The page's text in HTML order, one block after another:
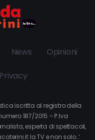
News Opinioni
Privacy
iscritta al registro della
187/2015 – P.Iva
esperta di spettacoli,
la TV e non solo…’